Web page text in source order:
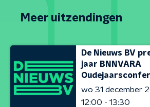
Meer uitzendingen
De Nieuws BV
jaar BNNVARA
wo 31 december
12:00 - 13:30